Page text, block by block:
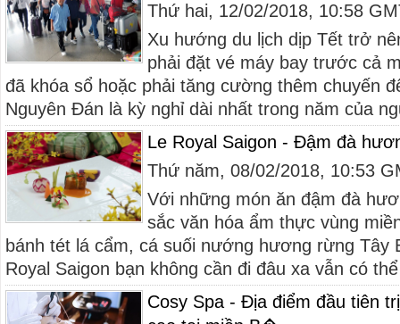
Thứ hai, 12/02/2018, 10:58
Xu hướng du lịch dịp Tết trở
phải đặt vé máy bay trước cả
đã khóa sổ hoặc phải tăng cường thêm chuyến
Nguyên Đán là kỳ nghỉ dài nhất trong năm của
Le Royal Saigon - Đậm đà
Thứ năm, 08/02/2018, 10:53
Với những món ăn đậm đà
sắc văn hóa ẩm thực vùng
bánh tét lá cẩm, cá suối nướng hương rừng Tây
Royal Saigon bạn không cần đi đâu xa vẫn có
Cosy Spa - Địa điểm đầu tiên